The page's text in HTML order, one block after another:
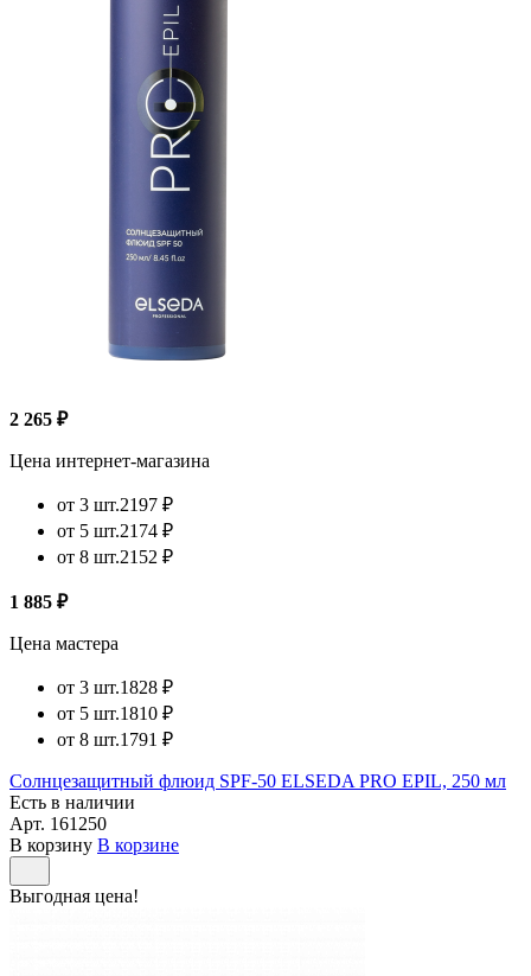
2 265 ₽
Цена интернет-магазина
от 3 шт.2197 ₽
от 5 шт.2174 ₽
от 8 шт.2152 ₽
1 885 ₽
Цена мастера
от 3 шт.1828 ₽
от 5 шт.1810 ₽
от 8 шт.1791 ₽
Солнцезащитный флюид SPF-50 ELSEDA PRO EPIL, 250 мл
Есть в наличии
Арт. 161250
В корзину В корзине
Выгодная цена!